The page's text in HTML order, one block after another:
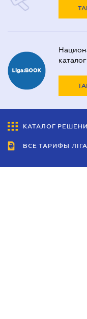
КАТАЛОГ
ВСЕ ТАРИФЫ